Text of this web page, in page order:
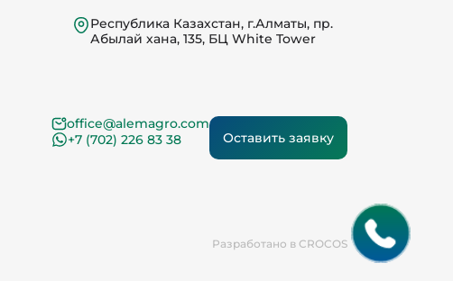
Республика Казахстан, г.Алматы, пр.
Абылай хана, 135, БЦ White Tower
office@alemagro.com
+7 (702) 226 83 38
Оставить заявку
Разработано в CROCOS